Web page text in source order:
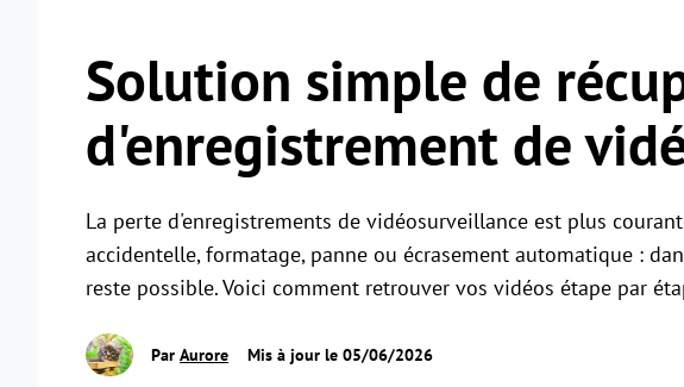
Solution simple de
d'enregistrement de
La perte d'enregistrements de vidéosurveillance est plus
accidentelle, formatage, panne ou écrasement automatique :
reste possible. Voici comment retrouver vos vidéos étape par
Par Aurore Mis à jour le 05/06/2026